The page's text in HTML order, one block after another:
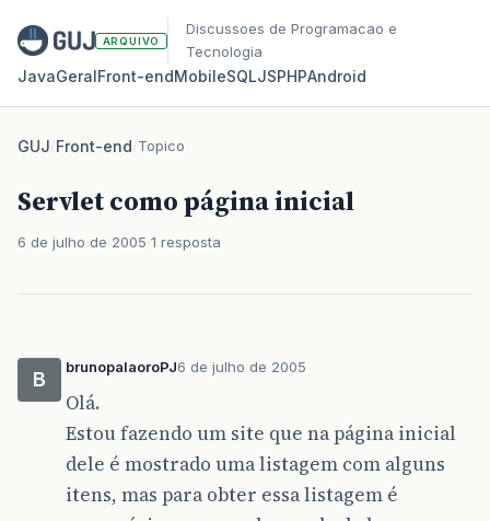
ARQUIVO
Discussoes de Programacao e
Tecnologia
JavaGeralFront‑endMobileSQLJSPHPAndroid
GUJ/Front-end/Topico
Servlet como página inicial
6 de julho de 2005 1 resposta
B
brunopalaoroPJ6 de julho de 2005
Olá.
Estou fazendo um site que na página inicial
dele é mostrado uma listagem com alguns
itens, mas para obter essa listagem é